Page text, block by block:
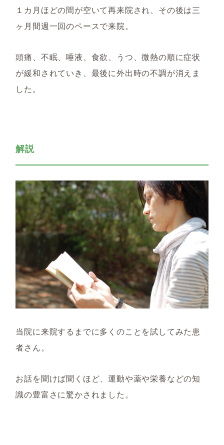
１カ月ほどの間が空いて再来院され、その後は三
ヶ月間週一回のペースで来院。
頭痛、不眠、唾液、食欲、うつ、微熱の順に症状
が緩和されていき、最後に外出時の不調が消えま
した。
解説
当院に来院するまでに多くのことを試してみた患
者さん。
お話を聞けば聞くほど、運動や薬や栄養などの知
識の豊富さに驚かされました。